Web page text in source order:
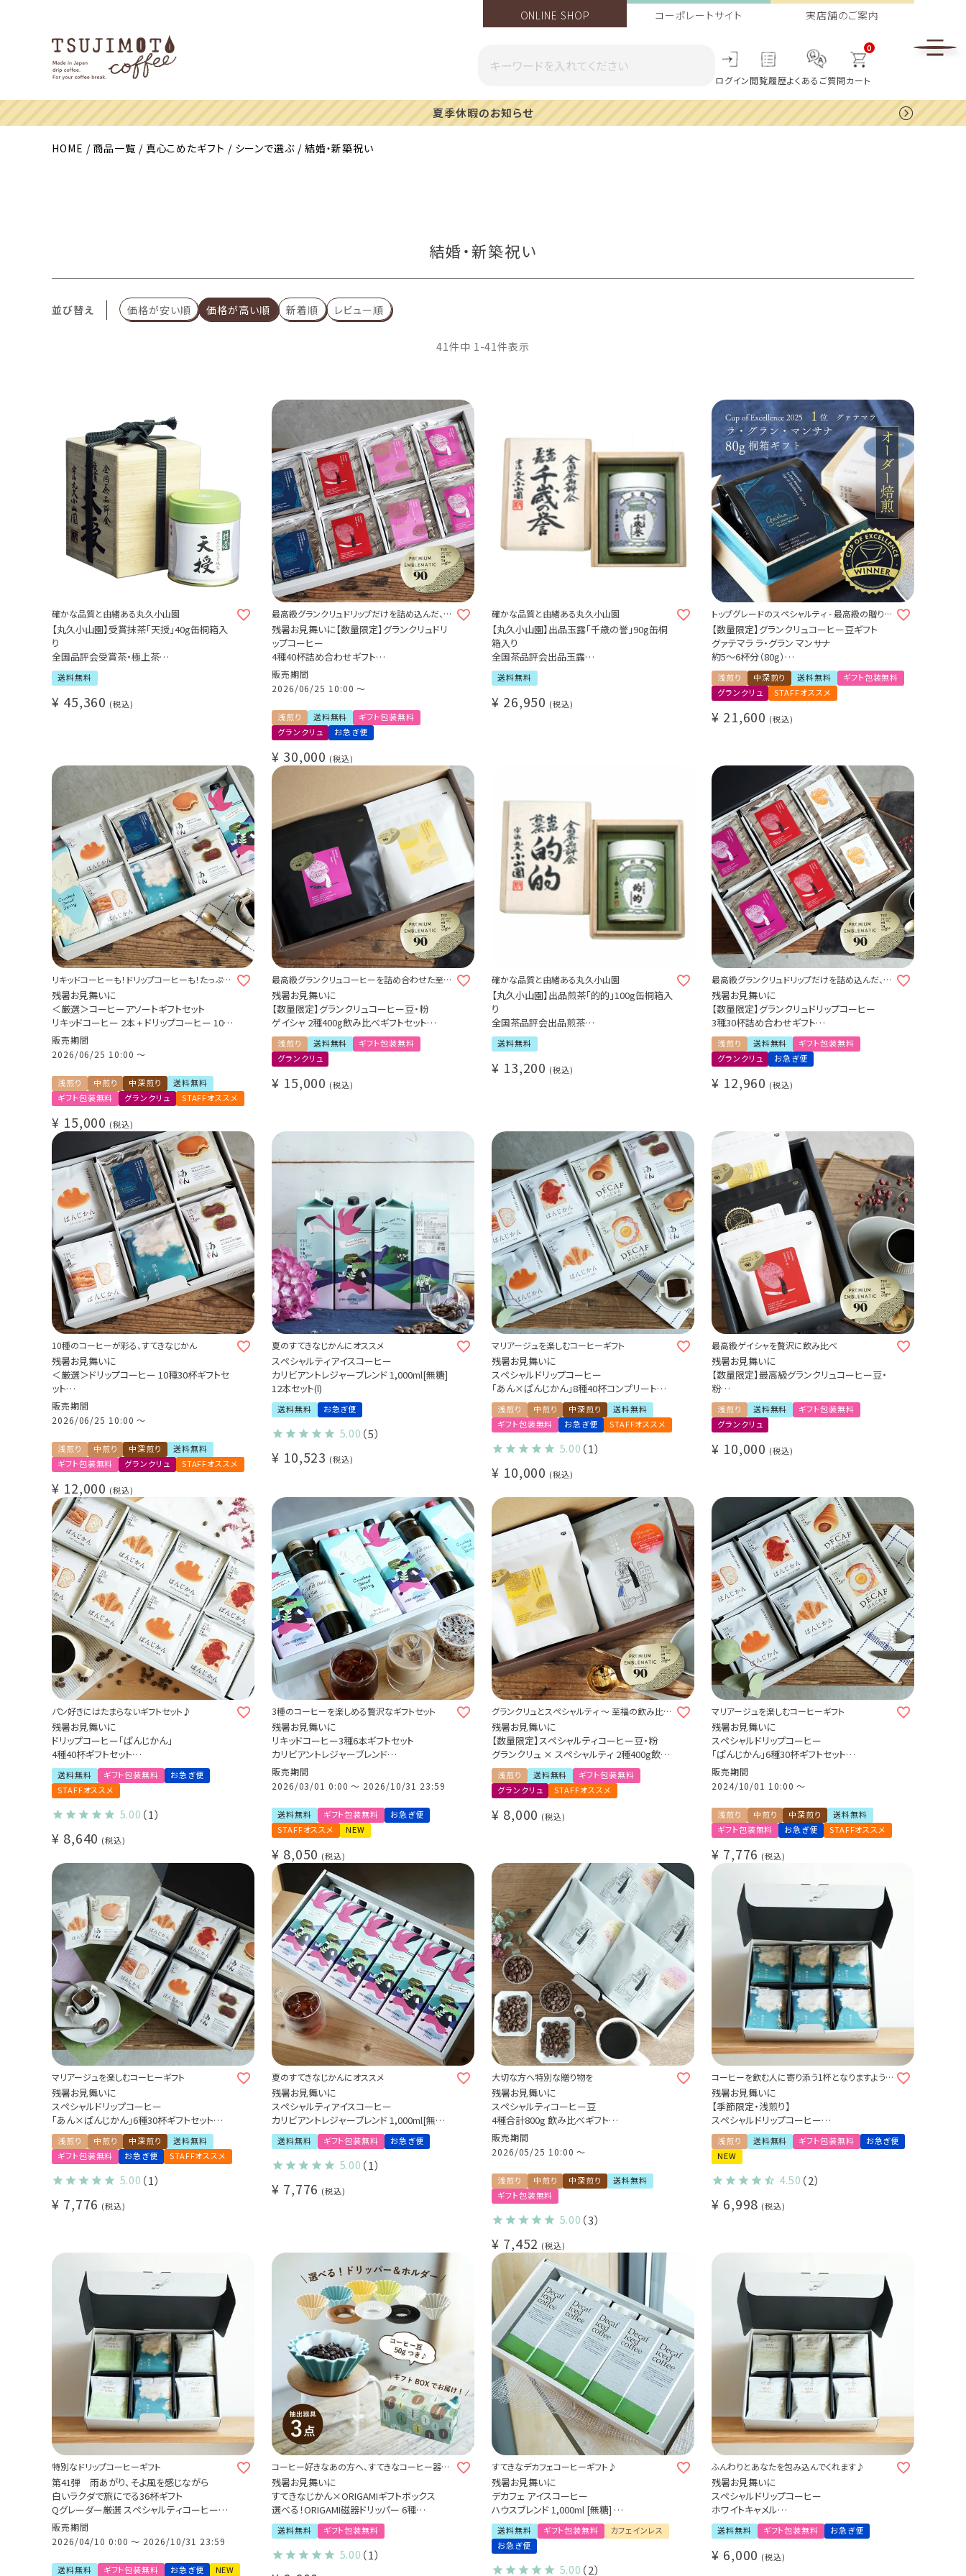
ONLINE SHOP コーポレートサイト 実店舗のご案内
ログイン閲覧履歴よくあるご質問
0
カート
一部地域への配送遅延のご案内
HOME 商品一覧 真心こめたギフト シーンで選ぶ 結婚・新築祝い
結婚・新築祝い
並び替え 価格が安い順 価格が高い順 新着順 レビュー順
41件中 1-41件表示
確かな品質と由緒ある丸久小山園
【丸久小山園】受賞抹茶「天授」40g缶桐箱入
り
全国品評会受賞茶・極上茶
お1人様1点限り（お取り寄せ商品）
送料無料
¥ 45,360 税込
最高級グランクリュドリップだけを詰め込んだ、至
高のギフトセット
残暑お見舞いに【数量限定】グランクリュドリ
ップコーヒー
4種40杯詰め合わせギフト
Cup of Excellence 2025 グァテマラ 1位
Cup of Excellence 2024 メキシコ 1位
Costa Rica El Cedro
Honduras Finca Osmanthus
販売期間
2026/06/25 10:00〜
浅煎り 送料無料
ギフト包装無料
グランクリュ
お急ぎ便
¥ 30,000 税込
確かな品質と由緒ある丸久小山園
【丸久小山園】出品玉露「千歳の誉」90g缶桐
箱入り
全国茶品評会出品玉露
お1人様1点限り（お取り寄せ商品）
送料無料
¥ 26,950 税込
トップグレードのスペシャルティ - 最高級の贈り物
を -
【数量限定】グランクリュコーヒー豆ギフト
グァテマラ ラ・グラン マンサナ
約5～6杯分（80g）
ゲイシャ / エキゾチック ウォッシュド
Cup of Excellence 2025 1位
浅煎り 中深煎り 送料無料
ギフト包装無料
グランクリュ
STAFFオススメ
¥ 21,600 税込
リキッドコーヒーも！ドリップコーヒーも！たっぷり
詰め合わせました♪
残暑お見舞いに
＜厳選＞コーヒーアソートギフトセット
リキッドコーヒー 2本 + ドリップコーヒー 10種
30杯
クラッシュドデカフェゼリー カリビアントレジ
ャーブレンド
グランクリュ スペシャルティ
数量限定 期間限定 送料無料
販売期間
2026/06/25 10:00〜
浅煎り 中煎り 中深煎り
送料無料
ギフト包装無料
グランクリュ STAFFオススメ
¥ 15,000 税込
最高級グランクリュコーヒーを詰め合わせた至高
のギフト
残暑お見舞いに
【数量限定】グランクリュコーヒー豆・粉
ゲイシャ 2種400g飲み比べギフトセット
ホンジュラス オスマンサス農園（浅煎り）200g
メキシコ ウエウエテパン農園（浅煎り）200g
浅煎り 送料無料
ギフト包装無料
グランクリュ
¥ 15,000 税込
確かな品質と由緒ある丸久小山園
【丸久小山園】出品煎茶「的的」100g缶桐箱入
り
全国茶品評会出品煎茶
お1人様1点限り（お取り寄せ商品）
送料無料
¥ 13,200 税込
最高級グランクリュドリップだけを詰め込んだ、至
高のギフトセット
残暑お見舞いに
【数量限定】グランクリュドリップコーヒー
3種30杯詰め合わせギフト
Cup of Excellence 2024 ペルー 25位
Costa Rica El Cedro
Honduras Finca Osmanthus
浅煎り 送料無料
ギフト包装無料
グランクリュ
お急ぎ便
¥ 12,960 税込
10種のコーヒーが彩る、すてきなじかん
残暑お見舞いに
＜厳選＞ドリップコーヒー 10種30杯ギフトセ
ット
スペシャルティコーヒー豆使用 COE受賞 グラ
ンクリュ スペシャルティ
数量限定 期間限定 送料無料
販売期間
2026/06/25 10:00〜
浅煎り 中煎り 中深煎り
送料無料
ギフト包装無料
グランクリュ STAFFオススメ
¥ 12,000 税込
夏のすてきなじかんにオススメ
スペシャルティアイスコーヒー
カリビアントレジャーブレンド 1,000ml[無糖]
12本セット(l)
送料無料 お急ぎ便
5.00 （5）
¥ 10,523 税込
マリアージュを楽しむコーヒーギフト
残暑お見舞いに
スペシャルドリップコーヒー
「あん×ぱんじかん」8種40杯コンプリートギフ
トセット
（あんじかん 2種10杯＋デカフェぱんじかん 2
種10杯＋ぱんじかん 4種20杯）
あんこに合う珈琲 パンに合う珈琲 プレゼント
贈り物 アソートセット
浅煎り 中煎り 中深煎り
送料無料
ギフト包装無料
お急ぎ便 STAFFオススメ
5.00 （1）
¥ 10,000 税込
最高級ゲイシャを贅沢に飲み比べ
残暑お見舞いに
【数量限定】最高級グランクリュコーヒー豆・
粉
ゲイシャ 3種300g飲み比べギフトセット
コスタリカ エル・セドロ農園 100g
ペルー ペーニャ・デ・レオン農園 100g
メキシコ ウエウエテパン農園 100g
Grand Cru / Cup of Excellence受賞コーヒー
浅煎り 送料無料
ギフト包装無料
グランクリュ
¥ 10,000 税込
パン好きにはたまらないギフトセット♪
残暑お見舞いに
ドリップコーヒー「ぱんじかん」
4種40杯ギフトセット
“すてきなじかんプロジェクト” (sdc)
送料無料 ギフト包装無料
お急ぎ便
STAFFオススメ
5.00 （1）
¥ 8,640 税込
3種のコーヒーを楽しめる贅沢なギフトセット
残暑お見舞いに
リキッドコーヒー3種6本ギフトセット
カリビアントレジャーブレンド
カフェオレベース
クラッシュド デカフェゼリー
アイスコーヒー＋カフェオレ＋コーヒーゼリ
ー詰め合わせ 送料無料 (l)
販売期間
2026/03/01 0:00〜 2026/10/31 23:59
送料無料 ギフト包装無料
お急ぎ便
STAFFオススメ
NEW
¥ 8,050 税込
グランクリュとスペシャルティ ～ 至福の飲み比べ
～
残暑お見舞いに
【数量限定】スペシャルティコーヒー豆・粉
グランクリュ × スペシャルティ 2種400g飲み
比べギフトセット
メキシコ ウエウエテパン農園（浅煎り）200g
エチオピア シダモ ベンサ アルベゴナ CWS（浅
煎り）200g
浅煎り 送料無料
ギフト包装無料
グランクリュ
STAFFオススメ
¥ 8,000 税込
マリアージュを楽しむコーヒーギフト
残暑お見舞いに
スペシャルドリップコーヒー
「ぱんじかん」6種30杯ギフトセット
（カフェインレスコーヒー 2種10杯＋スペシャ
ルティコーヒー 4種20杯）
パンに合う珈琲 プレゼント 贈り物 アソートセ
ット
販売期間
2024/10/01 10:00〜
浅煎り 中煎り 中深煎り
送料無料
ギフト包装無料
お急ぎ便 STAFFオススメ
¥ 7,776 税込
マリアージュを楽しむコーヒーギフト
残暑お見舞いに
スペシャルドリップコーヒー
「あん×ぱんじかん」6種30杯ギフトセット
（あんこに合う珈琲 2種10杯＋パンに合う珈
琲 4種20杯）
プレゼント 贈り物 アソートセット
浅煎り 中煎り 中深煎り
送料無料
ギフト包装無料
お急ぎ便 STAFFオススメ
5.00 （1）
¥ 7,776 税込
夏のすてきなじかんにオススメ
残暑お見舞いに
スペシャルティアイスコーヒー
カリビアントレジャーブレンド 1,000ml[無糖]
６本ギフトセット
送料無料 ギフト包装無料 お急ぎ便
5.00 （1）
¥ 7,776 税込
大切な方へ特別な贈り物を
残暑お見舞いに
スペシャルティコーヒー豆
4種合計800g 飲み比べギフト
自家焙煎 煎りたて新鮮 贈り物に
販売期間
2026/05/25 10:00〜
浅煎り 中煎り 中深煎り
送料無料
ギフト包装無料
5.00 （3）
¥ 7,452 税込
コーヒーを飲む人に寄り添う1杯となりますよう
に
残暑お見舞いに
【季節限定・浅煎り】
スペシャルドリップコーヒー
第41弾 雨あがりのじかん 36杯ギフトセット -
驟雨 -
コスタリカ ケブラダ・グランデ農園
浅煎り 送料無料 ギフト包装無料
お急ぎ便
NEW
4.50 （2）
¥ 6,998 税込
特別なドリップコーヒーギフト
第41弾 雨あがり、そよ風を感じながら
白いラクダで旅にでる36杯ギフト
Qグレーダー厳選 スペシャルティコーヒー豆
使用
挽きたて充填の新鮮ドリップコーヒーギフト
販売期間
2026/04/10 0:00〜 2026/10/31 23:59
送料無料 ギフト包装無料 お急ぎ便 NEW
コーヒー好きなあの方へ、すてきなコーヒー器具
を贈りませんか。
残暑お見舞いに
すてきなじかん×ORIGAMIギフトボックス
選べる！ORIGAMI磁器ドリッパー 6種
選べる！専用ホルダー 3種
コーヒー抽出器具3点セット（1～2杯用）
Kalita コーヒーサーバー jug400
コーヒー豆（中挽き）のおまけつき
送料無料 ギフト包装無料
5.00 （1）
すてきなデカフェコーヒーギフト♪
残暑お見舞いに
デカフェ アイスコーヒー
ハウスブレンド 1,000ml [無糖]
5本ギフトセット [送料無料]
すてきなデカフェギフトセット
カフェインレスコーヒー
送料無料 ギフト包装無料
カフェインレス
お急ぎ便
5.00 （2）
ふんわりとあなたを包み込んでくれます♪
残暑お見舞いに
スペシャルドリップコーヒー
ホワイトキャメル
30杯ギフトセット
送料無料 ギフト包装無料 お急ぎ便
¥ 6,000 税込